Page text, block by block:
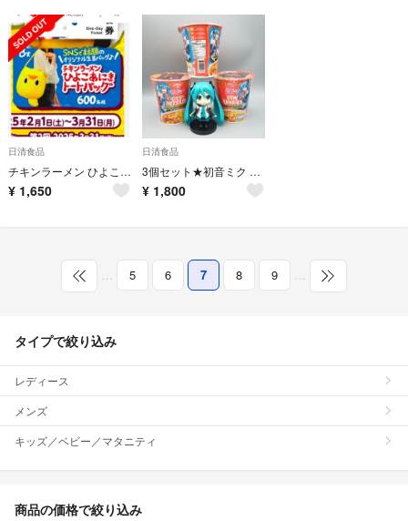
日清食品
チキンラーメン ひよこあにきバッグ
¥ 1,650
日清食品
3個セット★初音ミク 限定販売★日清カップヌードル★トムヤムクン クリーミー味
¥ 1,800
5 6 7 8 9
タイプで絞り込み
レディース
メンズ
キッズ／ベビー／マタニティ
商品の価格で絞り込み